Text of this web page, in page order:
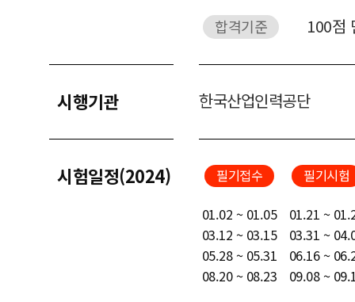
합격기준 100점
시행기관 한국산업인력공단
시험일정(2024) 필기접수 필기시험
01.02 ~ 01.05
01.21 ~
03.12 ~ 03.15
03.31 ~
05.28 ~ 05.31
06.16 ~
08.20 ~ 08.23
09.08 ~